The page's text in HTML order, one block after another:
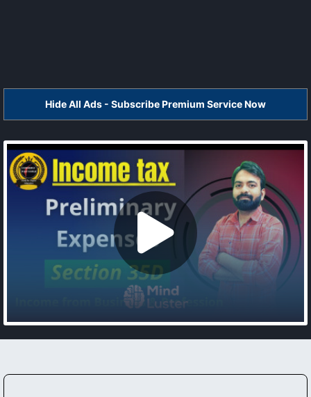
Hide All Ads - Subscribe Premium Service Now